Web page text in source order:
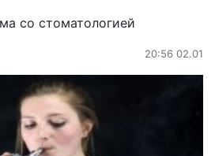
со стоматологией
20:56 02.01